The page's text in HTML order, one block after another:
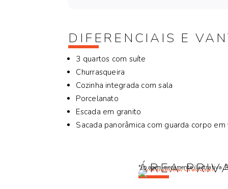
DIFERENCIAIS E
3 quartos com suíte
Churrasqueira
Cozinha integrada com sala
Porcelanato
Escada em granito
Sacada panorâmica com guarda corpo em
ÁREA
*Imagem meramente ilustrativa.